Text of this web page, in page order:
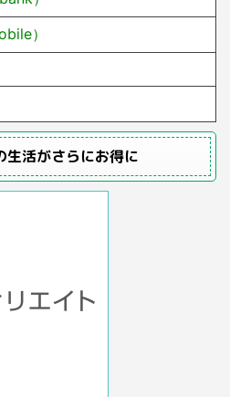
）
生活がさらにお得に